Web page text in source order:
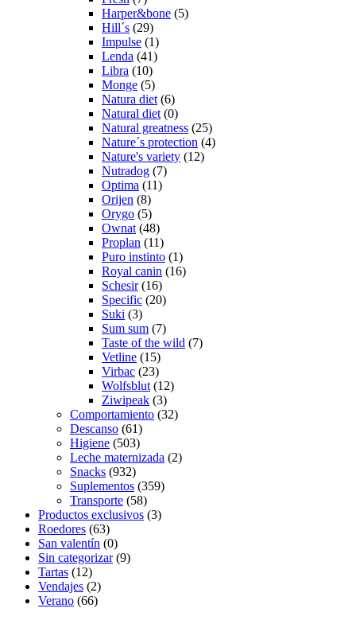
Harper&bone (5)
Hill´s (29)
Impulse (1)
Lenda (41)
Libra (10)
Monge (5)
Natura diet (6)
Natural diet (0)
Natural greatness (25)
Nature´s protection (4)
Nature's variety (12)
Nutradog (7)
Optima (11)
Orijen (8)
Orygo (5)
Ownat (48)
Proplan (11)
Puro instinto (1)
Royal canin (16)
Schesir (16)
Specific (20)
Suki (3)
Sum sum (7)
Taste of the wild (7)
Vetline (15)
Virbac (23)
Wolfsblut (12)
Ziwipeak (3)
Comportamiento (32)
Descanso (61)
Higiene (503)
Leche maternizada (2)
Snacks (932)
Suplementos (359)
Transporte (58)
Productos exclusivos (3)
Roedores (63)
San valentín (0)
Sin categorizar (9)
Tartas (12)
Vendajes (2)
Verano (66)